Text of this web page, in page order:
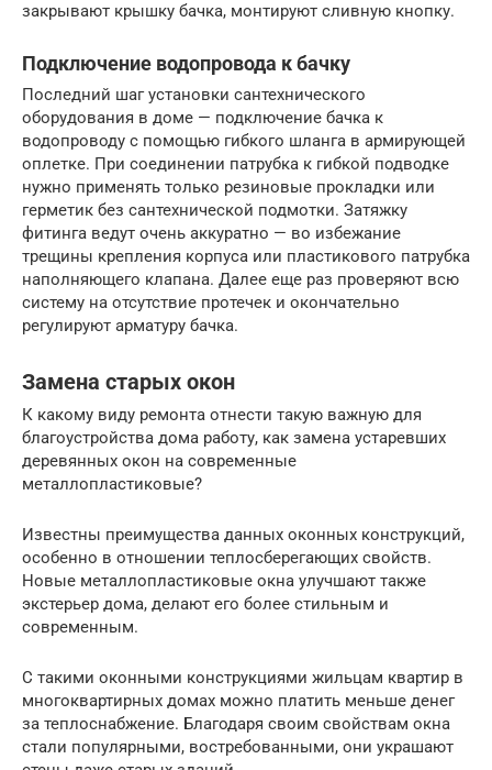
закрывают крышку бачка, монтируют сливную кнопку.
Подключение водопровода к бачку
Последний шаг установки сантехнического
оборудования в доме — подключение бачка к
водопроводу с помощью гибкого шланга в армирующей
оплетке. При соединении патрубка к гибкой подводке
нужно применять только резиновые прокладки или
герметик без сантехнической подмотки. Затяжку
фитинга ведут очень аккуратно — во избежание
трещины крепления корпуса или пластикового патрубка
наполняющего клапана. Далее еще раз проверяют всю
систему на отсутствие протечек и окончательно
регулируют арматуру бачка.
Замена старых окон
К какому виду ремонта отнести такую важную для
благоустройства дома работу, как замена устаревших
деревянных окон на современные
металлопластиковые?
Известны преимущества данных оконных конструкций,
особенно в отношении теплосберегающих свойств.
Новые металлопластиковые окна улучшают также
экстерьер дома, делают его более стильным и
современным.
С такими оконными конструкциями жильцам квартир в
многоквартирных домах можно платить меньше денег
за теплоснабжение. Благодаря своим свойствам окна
стали популярными, востребованными, они украшают